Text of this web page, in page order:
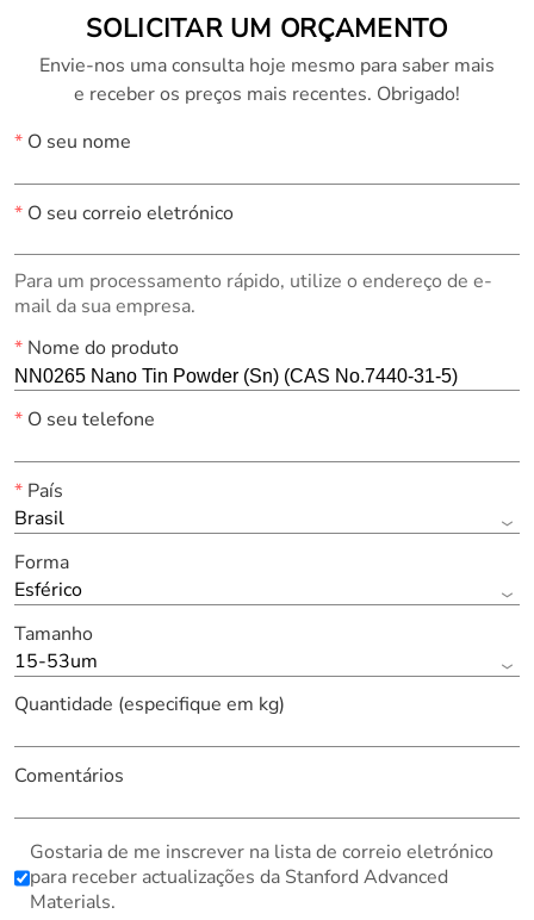
SOLICITAR UM ORÇAMENTO
Envie-nos uma consulta hoje mesmo para saber mais
e receber os preços mais recentes. Obrigado!
*O seu nome
*O seu correio eletrónico
Para um processamento rápido, utilize o endereço de e-
mail da sua empresa.
*Nome do produto
*O seu telefone
*País
Brasil
Forma
Esférico
Tamanho
15-53um
Quantidade (especifique em kg)
Comentários
Gostaria de me inscrever na lista de correio eletrónico
para receber actualizações da Stanford Advanced
Materials.